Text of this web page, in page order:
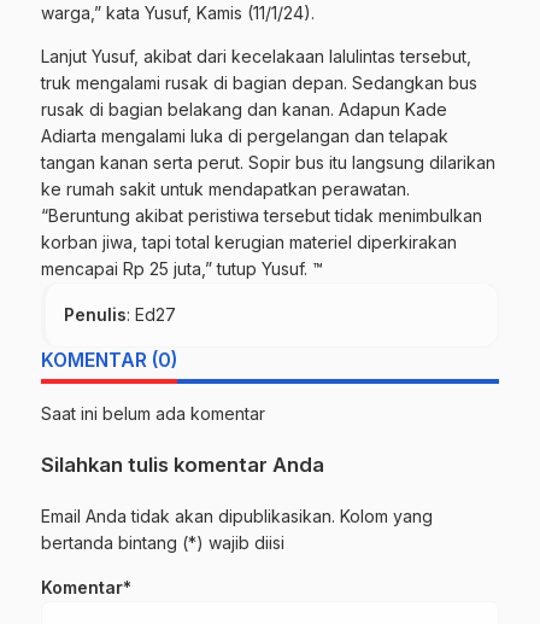
warga,” kata Yusuf, Kamis (11/1/24).
Lanjut Yusuf, akibat dari kecelakaan lalulintas tersebut,
truk mengalami rusak di bagian depan. Sedangkan bus
rusak di bagian belakang dan kanan. Adapun Kade
Adiarta mengalami luka di pergelangan dan telapak
tangan kanan serta perut. Sopir bus itu langsung dilarikan
ke rumah sakit untuk mendapatkan perawatan.
“Beruntung akibat peristiwa tersebut tidak menimbulkan
korban jiwa, tapi total kerugian materiel diperkirakan
mencapai Rp 25 juta,” tutup Yusuf. ™
Penulis: Ed27
KOMENTAR (0)
Saat ini belum ada komentar
Silahkan tulis komentar Anda
Email Anda tidak akan dipublikasikan. Kolom yang
bertanda bintang (*) wajib diisi
Komentar*